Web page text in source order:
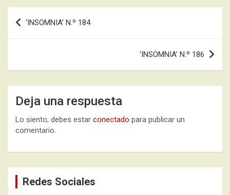
Navegación
de
‘INSOMNIA’ N.º 184
‘INSOMNIA’ N.º 186
Deja una respuesta
Lo siento, debes estar conectado para publicar un
comentario.
Redes Sociales